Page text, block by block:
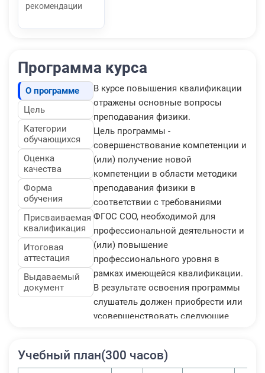
рекомендации
Программа курса
О программе
Цель
Категории
обучающихся
Оценка
качества
Форма
обучения
Присваиваемая
квалификация
Итоговая
аттестация
Выдаваемый
документ
В курсе повышения квалификации
отражены основные вопросы
преподавания физики.
Цель программы -
совершенствование компетенции и
(или) получение новой
компетенции в области методики
преподавания физики в
соответствии с требованиями
ФГОС СОО, необходимой для
профессиональной деятельности и
(или) повышение
профессионального уровня в
рамках имеющейся квалификации.
В результате освоения программы
слушатель должен приобрести или
усовершенствовать следующие
компетенций:
Учебный план(300 часов)